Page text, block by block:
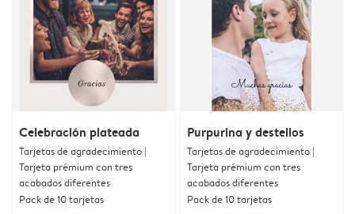
Celebración plateada
Tarjetas de agradecimiento |
Tarjeta prémium con tres
acabados diferentes
Pack de 10 tarjetas
Purpurina y destellos
Tarjetas de agradecimiento |
Tarjeta prémium con tres
acabados diferentes
Pack de 10 tarjetas